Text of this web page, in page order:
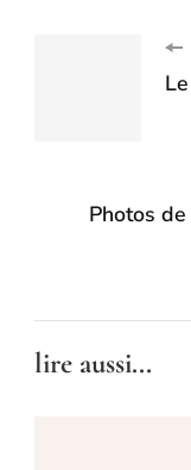
Photos
lire aussi...